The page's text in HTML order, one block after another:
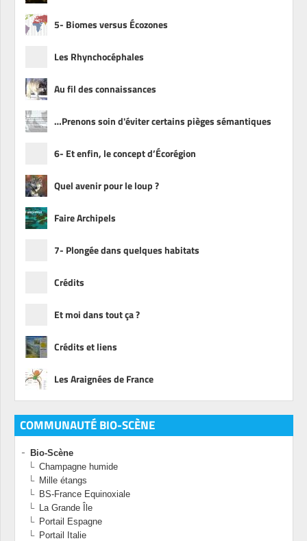
5- Biomes versus Écozones
Les Rhynchocéphales
Au fil des connaissances
…Prenons soin d'éviter certains pièges sémantiques
6- Et enfin, le concept d’Écorégion
Quel avenir pour le loup ?
Faire Archipels
7- Plongée dans quelques habitats
Crédits
Et moi dans tout ça ?
Crédits et liens
Les Araignées de France
COMMUNAUTÉ BIO-SCÈNE
Bio-Scène
Champagne humide
Mille étangs
BS-France Equinoxiale
La Grande Île
Portail Espagne
Portail Italie